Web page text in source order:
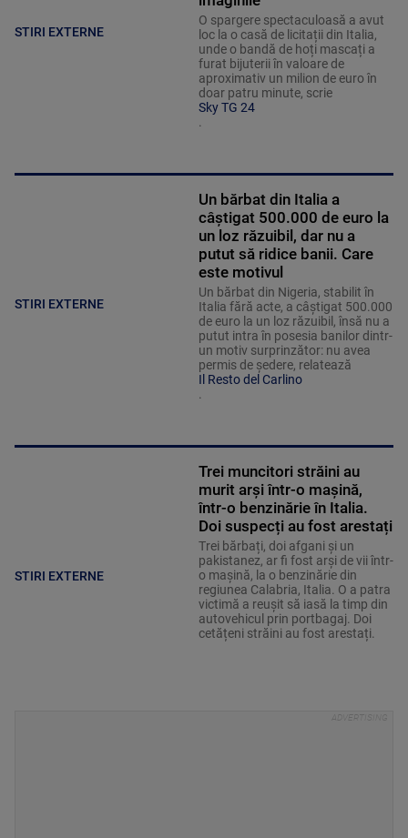
STIRI EXTERNE
O spargere spectaculoasă a avut
loc la o casă de licitații din Italia,
unde o bandă de hoți mascați a
furat bijuterii în valoare de
aproximativ un milion de euro în
doar patru minute, scrie
Sky TG 24
.
STIRI EXTERNE
Un bărbat din Italia a
câștigat 500.000 de euro la
un loz răzuibil, dar nu a
putut să ridice banii. Care
este motivul
Un bărbat din Nigeria, stabilit în
Italia fără acte, a câștigat 500.000
de euro la un loz răzuibil, însă nu a
putut intra în posesia banilor dintr-
un motiv surprinzător: nu avea
permis de ședere, relatează
Il Resto del Carlino
.
STIRI EXTERNE
Trei muncitori străini au
murit arși într-o mașină,
într-o benzinărie în Italia.
Doi suspecți au fost arestați
Trei bărbați, doi afgani și un
pakistanez, ar fi fost arși de vii într-
o mașină, la o benzinărie din
regiunea Calabria, Italia. O a patra
victimă a reușit să iasă la timp din
autovehicul prin portbagaj. Doi
cetățeni străini au fost arestați.